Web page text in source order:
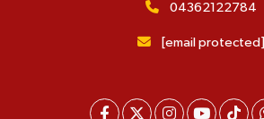
04362122784
[email protected]